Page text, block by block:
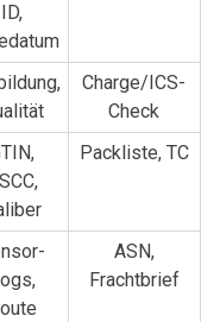
ID,
Charge/ICS-
Check
Packliste, TC
ASN,
Frachtbrief